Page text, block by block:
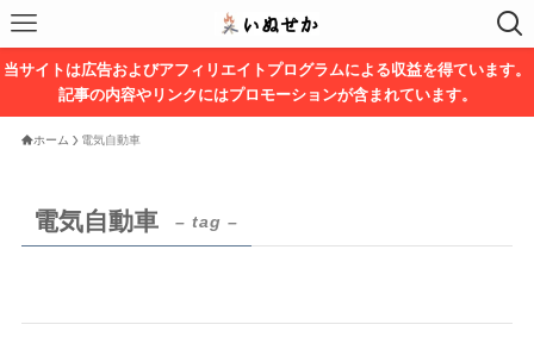
当サイトは広告およびアフィリエイトプログラムによる収益を得ています。
記事の内容やリンクにはプロモーションが含まれています。
ホーム 電気自動車
電気自動車 – tag –